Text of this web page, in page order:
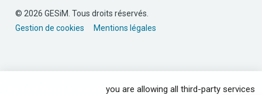
© 2026 GESiM. Tous droits réservés.
Gestion de cookies
Mentions légales
you are allowing all third-party services